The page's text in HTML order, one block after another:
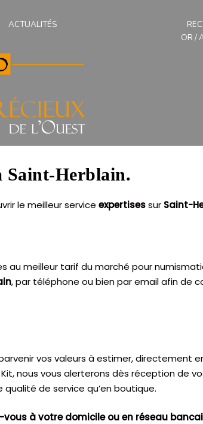
ACTUALITÉS
OR /
Saint-Herblain.
le meilleur service expertisessur Saint-
au meilleur tarif du marché pour
, par téléphone ou bien par email afin de
vos valeurs à estimer, directement
nous vous alerterons dès réception de
de service qu’en boutique.
vous à votre domicile ou en réseau